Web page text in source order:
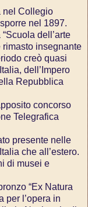
nel Collegio
nel 1897.
dell’arte
rimasto insegnante
creò quasi
dell’Impero
Repubblica
concorso
Telegrafica
presente nelle
che all’estero.
di musei e
“Ex Natura
per l’opera in